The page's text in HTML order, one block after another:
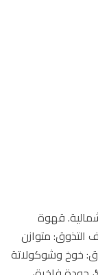
الشمالية. قهوة
متوازن
نكهات التذوق: خوخ وشوكولاتة